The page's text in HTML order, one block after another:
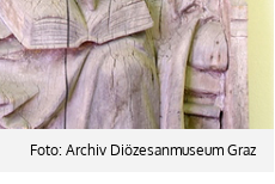
Foto: Archiv Diözesanmuseum Graz